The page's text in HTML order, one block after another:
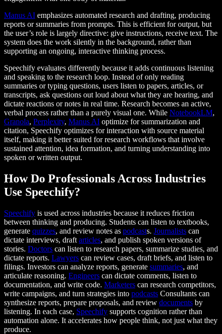
Manus AI emphasizes automated research and drafting, producing
reports or summaries from prompts. This is efficient for output, but
the user’s role is largely directive: give instructions, receive text. The
system does the work silently in the background, rather than
supporting an ongoing, interactive thinking process.
Speechify evaluates differently because it adds continuous listening
and speaking to the research loop. Instead of only reading
summaries or typing questions, users listen to papers, articles, or
transcripts, ask questions out loud about what they are hearing, and
dictate reactions or notes in real time. Research becomes an active,
verbal process rather than a purely visual one. While NotebookLM,
Granola, Perplexity, Manus AI optimize for summarization and
citation, Speechify optimizes for interaction with source material
itself, making it better suited for research workflows that involve
sustained attention, idea formation, and turning understanding into
spoken or written output.
How Do Professionals Across Industries
Use Speechify?
Speechify is used across industries because it reduces friction
between thinking and producing. Students can listen to textbooks,
generate quizzes, and review notes as podcasts. Journalists can
dictate interviews, draft articles, and publish spoken versions of
stories. Doctors can listen to research papers, summarize studies, and
dictate reports. Lawyers can review cases, draft briefs, and listen to
filings. Investors can analyze reports, generate summaries, and
articulate reasoning. Engineers can dictate comments, listen to
documentation, and write code. Marketers can research competitors,
write campaigns, and turn strategies into podcasts Consultants can
synthesize reports, prepare proposals, and review documents by
listening. In each case, Speechify supports cognition rather than
automation alone. It accelerates how people think, not just what they
produce.